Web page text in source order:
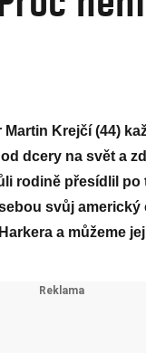
Krejčí (44)
dcery na svět a
rodině přesídlil po
svůj
a můžeme